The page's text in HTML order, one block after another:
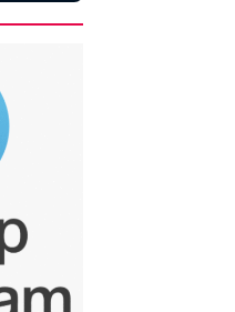
dan update setiap hari.